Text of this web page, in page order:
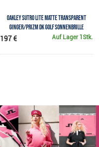
Oakley Sutro Lite Matte transparent
ginger/Prizm DK Golf Sonnenbrille
Auf Lager 1Stk.
197 €